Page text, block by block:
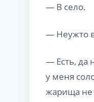
— В село.
— Неужто
— Есть, да
у меня
жарища не